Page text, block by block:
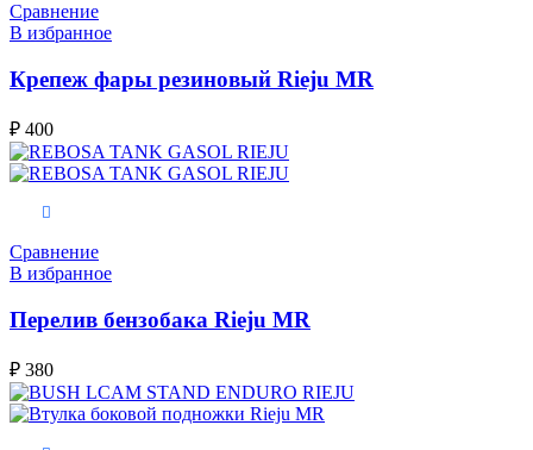
Сравнение
В избранное
Крепеж фары резиновый Rieju MR
₽ 400
Сравнение
В избранное
Перелив бензобака Rieju MR
₽ 380